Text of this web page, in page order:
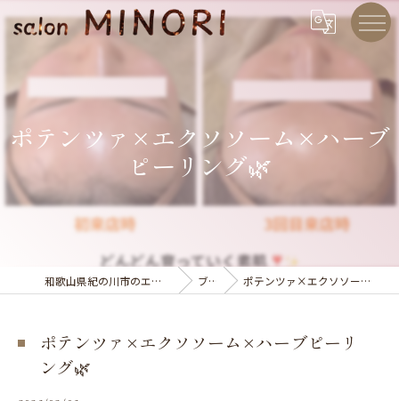
ポテンツァ×エクソソーム×ハーブ
ピーリング🌿
和歌山県紀の川市のエステならsalon MINORI ブログ ポテンツァ×エクソソーム×ハーブピーリング🌿
ポテンツァ×エクソソーム×ハーブピーリ
ング🌿